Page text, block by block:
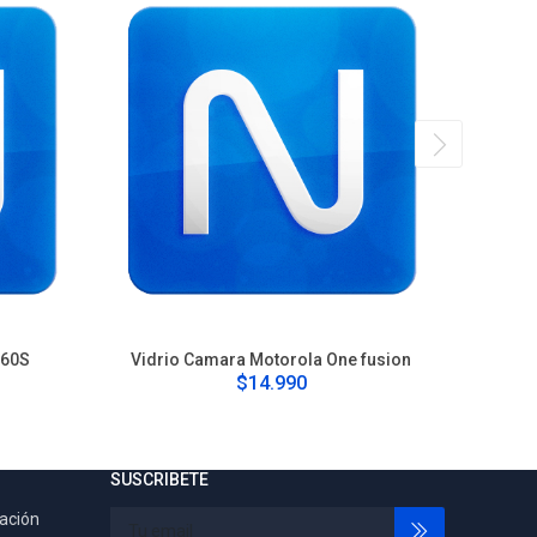
Vidrio Camara Motorola One fusion
$14.990
SUSCRIBETE